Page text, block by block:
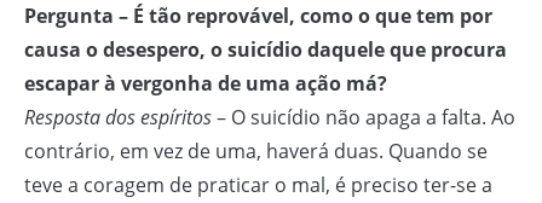
Pergunta – É tão reprovável, como o que tem por
causa o desespero, o suicídio daquele que procura
escapar à vergonha de uma ação má?
Resposta dos espíritos– O suicídio não apaga a falta. Ao
contrário, em vez de uma, haverá duas. Quando se
teve a coragem de praticar o mal, é preciso ter-se a